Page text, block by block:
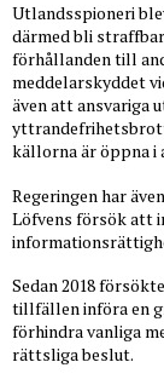
Utlandsspioneri
därmed bli
förhållanden till
meddelarskyddet
även att ansvariga
källorna är öppna i
Regeringen har
Löfvens försök att
Sedan 2018
tillfällen införa en
förhindra vanliga
rättsliga beslut.